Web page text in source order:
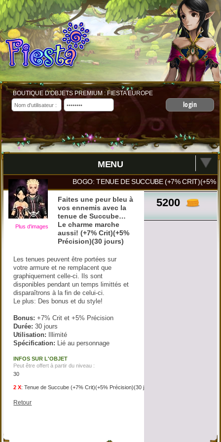
BOUTIQUE D'OBJETS PREMIUM : FIESTA EUROPE
login
MENU
BOGO: TENUE DE SUCCUBE (+7% CRIT)(+5%
5200
Plus d'images
Faites une peur bleu à
vos ennemis avec la
tenue de Succube…
Le charme marche
aussi! (+7% Crit)(+5%
Précision)(30 jours)
Les tenues peuvent être portées sur
votre armure et ne remplacent que
graphiquement celle-ci. Ils sont
disponibles pendant un temps limittés et
disparaîtrons à la fin de celui-ci.
Le plus: Des bonus et du style!
Bonus: +7% Crit et +5% Précision
Durée: 30 jours
Utilisation: Illimité
Spécification: Lié au personnage
INFOS SUR L'OBJET
Peut être offert à partir du niveau :
30
2 X:Tenue de Succube (+7% Crit)(+5% Précision)(30 jours)
Retour